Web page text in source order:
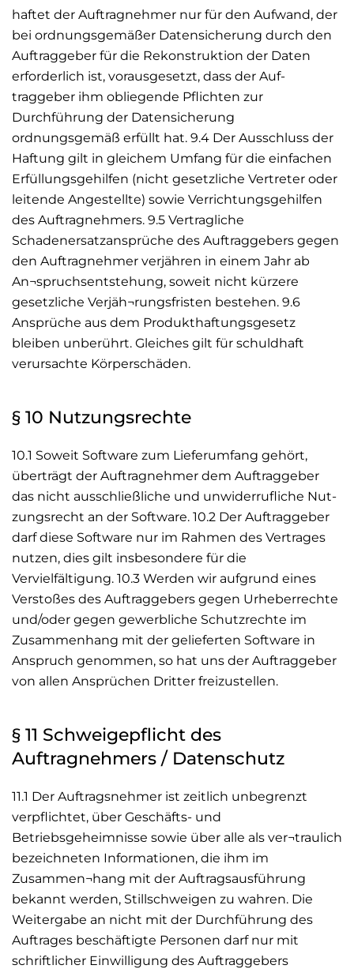
haftet der Auftragnehmer nur für den Aufwand, der
bei ordnungsgemäßer Datensicherung durch den
Auftraggeber für die Rekonstruktion der Daten
erforderlich ist, vorausgesetzt, dass der Auf-
traggeber ihm obliegende Pflichten zur
Durchführung der Datensicherung
ordnungsgemäß erfüllt hat. 9.4 Der Ausschluss der
Haftung gilt in gleichem Umfang für die einfachen
Erfüllungsgehilfen (nicht gesetzliche Vertreter oder
leitende Angestellte) sowie Verrichtungsgehilfen
des Auftragnehmers. 9.5 Vertragliche
Schadenersatzansprüche des Auftraggebers gegen
den Auftragnehmer verjähren in einem Jahr ab
An¬spruchsentstehung, soweit nicht kürzere
gesetzliche Verjäh¬rungsfristen bestehen. 9.6
Ansprüche aus dem Produkthaftungsgesetz
bleiben unberührt. Gleiches gilt für schuldhaft
verursachte Körperschäden.
§ 10 Nutzungsrechte
10.1 Soweit Software zum Lieferumfang gehört,
überträgt der Auftragnehmer dem Auftraggeber
das nicht ausschließliche und unwiderrufliche Nut-
zungsrecht an der Software. 10.2 Der Auftraggeber
darf diese Software nur im Rahmen des Vertrages
nutzen, dies gilt insbesondere für die
Vervielfältigung. 10.3 Werden wir aufgrund eines
Verstoßes des Auftraggebers gegen Urheberrechte
und/oder gegen gewerbliche Schutzrechte im
Zusammenhang mit der gelieferten Software in
Anspruch genommen, so hat uns der Auftraggeber
von allen Ansprüchen Dritter freizustellen.
§ 11 Schweigepflicht des
Auftragnehmers / Datenschutz
11.1 Der Auftragsnehmer ist zeitlich unbegrenzt
verpflichtet, über Geschäfts- und
Betriebsgeheimnisse sowie über alle als ver¬traulich
bezeichneten Informationen, die ihm im
Zusammen¬hang mit der Auftragsausführung
bekannt werden, Stillschweigen zu wahren. Die
Weitergabe an nicht mit der Durchführung des
Auftrages beschäftigte Personen darf nur mit
schriftlicher Einwilligung des Auftraggebers